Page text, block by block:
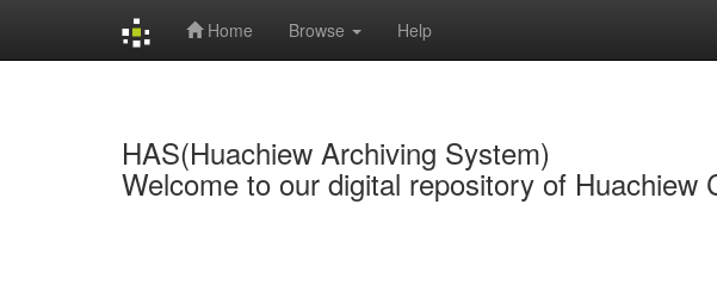
Home Browse Help
HAS(Huachiew Archiving System)
Welcome to our digital repository of Huachiew